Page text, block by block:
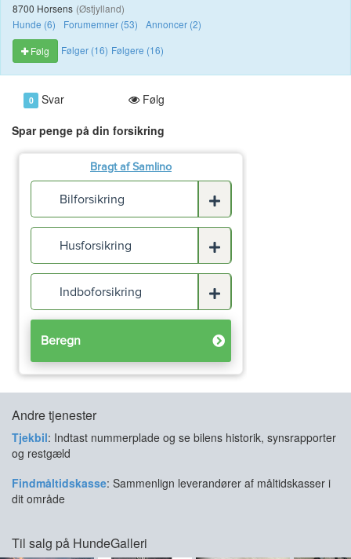
8700 Horsens (Østjylland)
Hunde (6)
Forumemner (53)
Annoncer (2)
Følg
Følger (16) Følgere (16)
0 Svar
Følg
Spar penge på din forsikring
Andre tjenester
Tjekbil: Indtast nummerplade og se bilens historik, synsrapporter
og restgæld
Findmåltidskasse: Sammenlign leverandører af måltidskasser i
dit område
Til salg på HundeGalleri